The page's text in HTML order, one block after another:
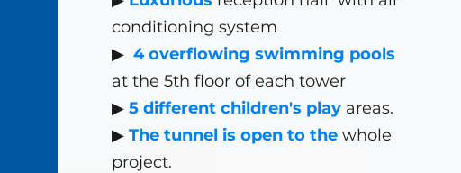
conditioning system
▶ 4 overflowing swimming pools
at the 5th floor of each tower
▶5 different children's play areas.
▶The tunnel is open to the whole
project.